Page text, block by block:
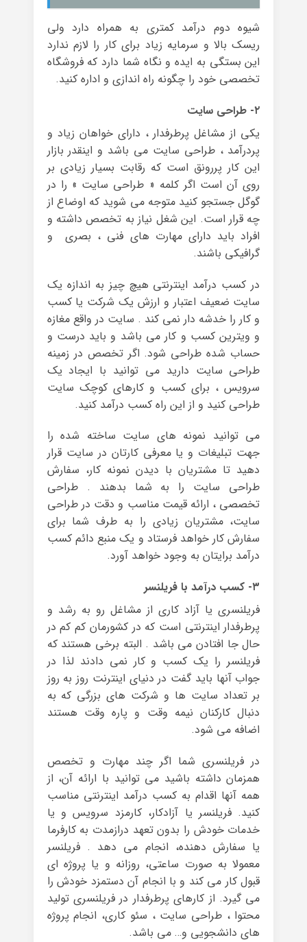
شیوه دوم درآمد کمتری به همراه دارد ولی
ریسک بالا و سرمایه زیاد برای کار را لازم ندارد
این بستگی به ایده و نگاه شما دارد که فروشگاه
تخصصی خود را چگونه راه اندازی و اداره کنید.
۲- طراحی سایت
یکی از مشاغل پرطرفدار ، دارای خواهان زیاد و
پردرآمد ، طراحی سایت می باشد و اینقدر بازار
این کار پررونق است که رقابت بسیار زیادی بر
روی آن است اگر کلمه « طراحی سایت » را در
گوگل جستجو کنید متوجه می شوید که اوضاع از
چه قرار است. این شغل نیاز به تخصص داشته و
افراد باید دارای مهارت های فنی ، بصری و
گرافیکی باشند.
در کسب درآمد اینترنتی هیچ چیز به اندازه یک
سایت ضعیف اعتبار و ارزش یک شرکت یا کسب
و کار را خدشه دار نمی کند . سایت در واقع مغازه
و ویترین کسب و کار می باشد و باید درست و
حساب شده طراحی شود. اگر تخصص در زمینه
طراحی سایت دارید می توانید با ایجاد یک
سرویس ، برای کسب و کارهای کوچک سایت
طراحی کنید و از این راه کسب درآمد کنید.
می توانید نمونه های سایت ساخته شده را
جهت تبلیغات و یا معرفی کارتان در سایت قرار
دهید تا مشتریان با دیدن نمونه کار، سفارش
طراحی سایت را به شما بدهند . طراحی
تخصصی ، ارائه قیمت مناسب و دقت در طراحی
سایت، مشتریان زیادی را به طرف شما برای
سفارش کار خواهد فرستاد و یک منبع دائم کسب
درآمد برایتان به وجود خواهد آورد.
۳- کسب درآمد با فریلنسر
فریلنسری یا آزاد کاری از مشاغل رو به رشد و
پرطرفدار اینترنتی است که در کشورمان کم کم در
حال جا افتادن می باشد . البته برخی هستند که
فریلنسر را یک کسب و کار نمی دادند لذا در
جواب آنها باید گفت در دنیای اینترنت روز به روز
بر تعداد سایت ها و شرکت های بزرگی که به
دنبال کارکنان نیمه وقت و پاره وقت هستند
اضافه می شود.
در فریلنسری شما اگر چند مهارت و تخصص
همزمان داشته باشید می توانید با ارائه آن، از
همه آنها اقدام به کسب درآمد اینترنتی مناسب
کنید. فریلنسر یا آزادکار، کارمزد سرویس و یا
خدمات خودش را بدون تعهد درازمدت به کارفرما
یا سفارش دهنده، انجام می دهد . فریلنسر
معمولا به صورت ساعتی، روزانه و یا پروژه ای
قبول کار می کند و با انجام آن دستمزد خودش را
می گیرد. از کارهای پرطرفدار در فریلنسری تولید
محتوا ، طراحی سایت ، سئو کاری، انجام پروژه
های دانشجویی و… می باشد.